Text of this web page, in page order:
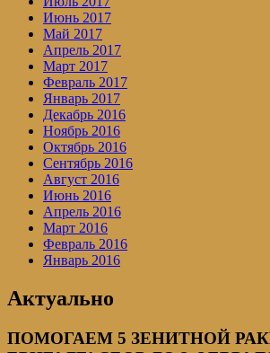
Июнь 2017
Май 2017
Апрель 2017
Март 2017
Февраль 2017
Январь 2017
Декабрь 2016
Ноябрь 2016
Октябрь 2016
Сентябрь 2016
Август 2016
Июнь 2016
Апрель 2016
Март 2016
Февраль 2016
Январь 2016
Актуально
ПОМОГАЕМ 5 ЗЕНИТНОЙ